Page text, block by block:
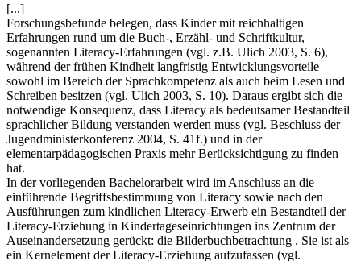
[...]
Forschungsbefunde belegen, dass Kinder mit reichhaltigen
Erfahrungen rund um die Buch-, Erzähl- und Schriftkultur,
sogenannten Literacy-Erfahrungen (vgl. z.B. Ulich 2003, S. 6),
während der frühen Kindheit langfristig Entwicklungsvorteile
sowohl im Bereich der Sprachkompetenz als auch beim Lesen und
Schreiben besitzen (vgl. Ulich 2003, S. 10). Daraus ergibt sich die
notwendige Konsequenz, dass Literacy als bedeutsamer Bestandteil
sprachlicher Bildung verstanden werden muss (vgl. Beschluss der
Jugendministerkonferenz 2004, S. 41f.) und in der
elementarpädagogischen Praxis mehr Berücksichtigung zu finden
hat.
In der vorliegenden Bachelorarbeit wird im Anschluss an die
einführende Begriffsbestimmung von Literacy sowie nach den
Ausführungen zum kindlichen Literacy-Erwerb ein Bestandteil der
Literacy-Erziehung in Kindertageseinrichtungen ins Zentrum der
Auseinandersetzung gerückt: die Bilderbuchbetrachtung . Sie ist als
ein Kernelement der Literacy-Erziehung aufzufassen (vgl.